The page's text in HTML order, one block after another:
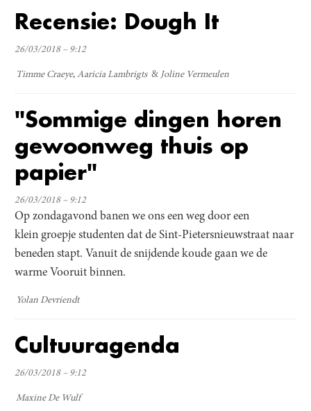
Recensie: Dough It
26/03/2018 – 9:12
Timme Craeye Aaricia Lambrigts Joline Vermeulen
"Sommige dingen horen
gewoonweg thuis op
papier"
26/03/2018 – 9:12
Op zondagavond banen we ons een weg door een
klein groepje studenten dat de Sint-Pietersnieuwstraat naar
beneden stapt. Vanuit de snijdende koude gaan we de
warme Vooruit binnen.
Yolan Devriendt
Cultuuragenda
26/03/2018 – 9:12
Maxine De Wulf